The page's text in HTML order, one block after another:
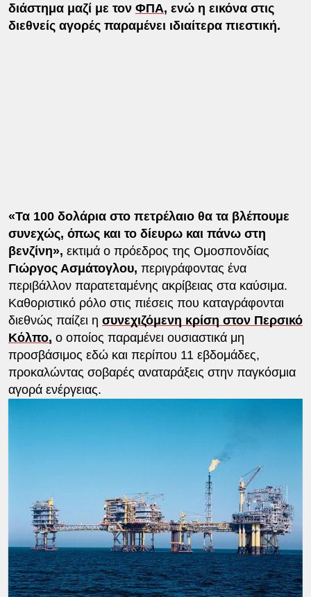
διάστημα μαζί με τον ΦΠΑ, ενώ η εικόνα στις
διεθνείς αγορές παραμένει ιδιαίτερα πιεστική.
«Τα 100 δολάρια στο πετρέλαιο θα τα βλέπουμε
συνεχώς, όπως και το δίευρω και πάνω στη
βενζίνη», εκτιμά ο πρόεδρος της Ομοσπονδίας
Γιώργος Ασμάτογλου, περιγράφοντας ένα
περιβάλλον παρατεταμένης ακρίβειας στα καύσιμα.
Καθοριστικό ρόλο στις πιέσεις που καταγράφονται
διεθνώς παίζει η συνεχιζόμενη κρίση στον Περσικό
Κόλπο, ο οποίος παραμένει ουσιαστικά μη
προσβάσιμος εδώ και περίπου 11 εβδομάδες,
προκαλώντας σοβαρές αναταράξεις στην παγκόσμια
αγορά ενέργειας.